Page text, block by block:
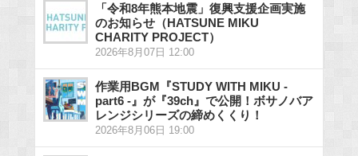
「令和8年熊本地震」復興支援企画実施
のお知らせ（HATSUNE MIKU
CHARITY PROJECT）
2026年8月07日 12:00
作業用BGM『STUDY WITH MIKU -
part6 -』が『39ch』で公開！ボサノバア
レンジシリーズの締めくくり！
2026年8月06日 19:00